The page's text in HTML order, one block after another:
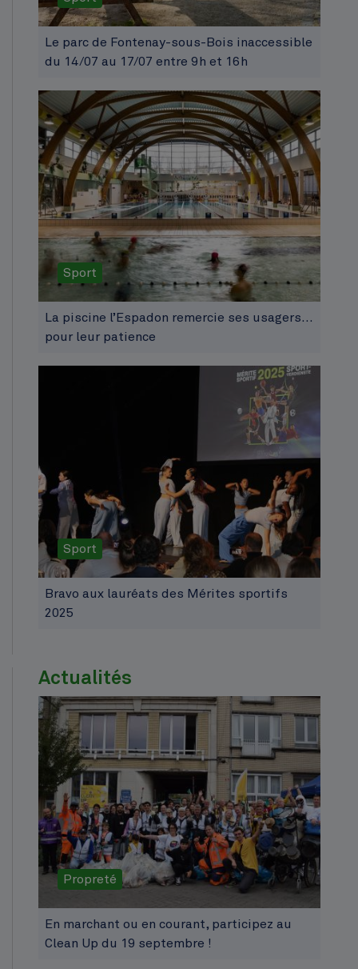
Le parc de Fontenay-sous-Bois inaccessible
du 14/07 au 17/07 entre 9h et 16h
Sport
La piscine l’Espadon remercie ses usagers…
pour leur patience
Sport
Bravo aux lauréats des Mérites sportifs
2025
Actualités
Propreté
En marchant ou en courant, participez au
Clean Up du 19 septembre !